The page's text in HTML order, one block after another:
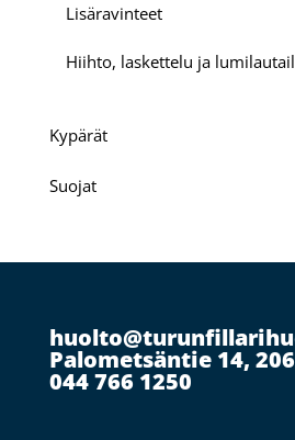
Lisäravinteet
Hiihto, laskettelu ja
Kypärät
Suojat
Palometsäntie 14,
044 766 1250